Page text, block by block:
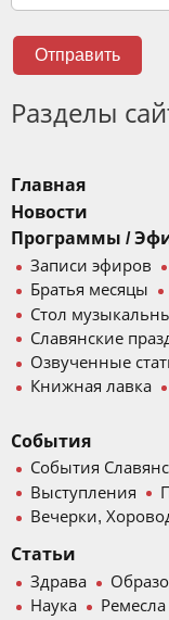
Отправить
Разделы
Главная
Новости
Программы /
Записи эфиров
Братья месяцы
Стол
Славянские
Озвученные
Книжная лавка
События
События
Выступления
Вечерки,
Статьи
Здрава
Наука